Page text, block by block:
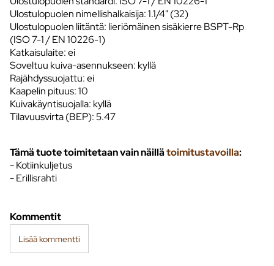
Ulostulopuolen nimellishalkaisija: 1.1/4" (32)
Ulostulopuolen liitäntä: lieriömäinen sisäkierre BSPT-Rp
(ISO 7-1 / EN 10226-1)
Katkaisulaite: ei
Soveltuu kuiva-asennukseen: kyllä
Rajähdyssuojattu: ei
Kaapelin pituus: 10
Kuivakäyntisuojalla: kyllä
Tilavuusvirta (BEP): 5.47
Tämä tuote toimitetaan vain näillätoimitustavoilla:
- Kotiinkuljetus
- Erillisrahti
Kommentit
Lisää kommentti